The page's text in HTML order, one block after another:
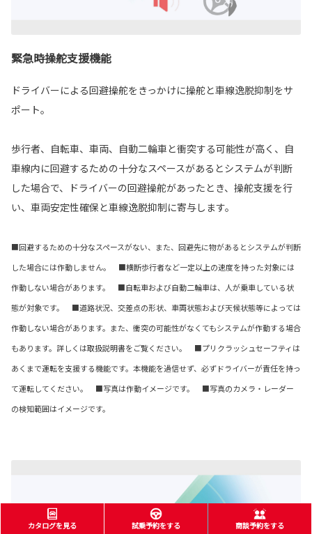
緊急時操舵支援機能
ドライバーによる回避操舵をきっかけに操舵と車線逸脱抑制をサ
ポート。
歩行者、自転車、車両、自動二輪車と衝突する可能性が高く、自
車線内に回避するための十分なスペースがあるとシステムが判断
した場合で、ドライバーの回避操舵があったとき、操舵支援を行
い、車両安定性確保と車線逸脱抑制に寄与します。
■回避するための十分なスペースがない、また、回避先に物があるとシステムが判断
した場合には作動しません。 ■横断歩行者など一定以上の速度を持った対象には
作動しない場合があります。 ■自転車および自動二輪車は、人が乗車している状
態が対象です。 ■道路状況、交差点の形状、車両状態および天候状態等によっては
作動しない場合があります。また、衝突の可能性がなくてもシステムが作動する場合
もあります。詳しくは取扱説明書をご覧ください。 ■プリクラッシュセーフティは
あくまで運転を支援する機能です。本機能を過信せず、必ずドライバーが責任を持っ
て運転してください。 ■写真は作動イメージです。 ■写真のカメラ・レーダー
の検知範囲はイメージです。
カタログを見る 試乗予約をする 商談予約をする